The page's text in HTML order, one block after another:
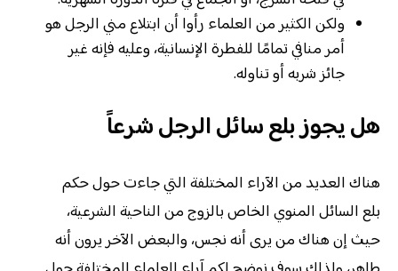
ولكن الكثير من العلماء رأوا أن ابتلاع مني الرجل هو
أمر منافي تمامًا للفطرة الإنسانية، وعليه فإنه غير
جائز شربه أو تناوله.
هل يجوز بلع سائل الرجل شرعاً
هناك العديد من الآراء المختلفة التي جاءت حول حكم
بلع السائل المنوي الخاص بالزوج من الناحية الشرعية،
حيث إن هناك من يرى أنه نجس، والبعض الآخر يرون أنه